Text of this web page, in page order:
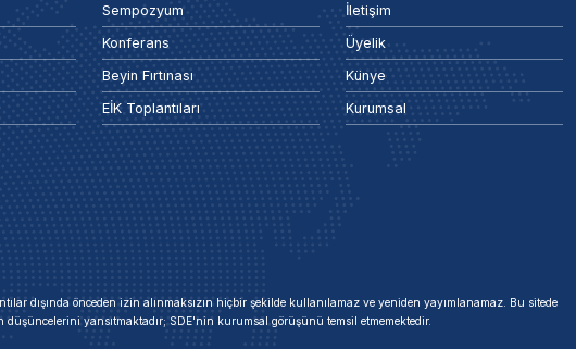
Sempozyum
Konferans
Beyin Fırtınası
EİK Toplantıları
İletişim
Üyelik
Künye
Kurumsal
dışında önceden izin alınmaksızın hiçbir şekilde kullanılamaz ve yeniden yayımlanamaz. Bu sitede
yansıtmaktadır; SDE'nin kurumsal görüşünü temsil etmemektedir.